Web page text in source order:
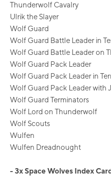
Thunderwolf Cavalry
Ulrik the Slayer
Wolf Guard
Wolf Guard Battle Leader in
Wolf Guard Battle Leader on
Wolf Guard Pack Leader
Wolf Guard Pack Leader in
Wolf Guard Pack Leader with
Wolf Guard Terminators
Wolf Lord on Thunderwolf
Wolf Scouts
Wulfen
Wulfen Dreadnought
- 3x Space Wolves Index